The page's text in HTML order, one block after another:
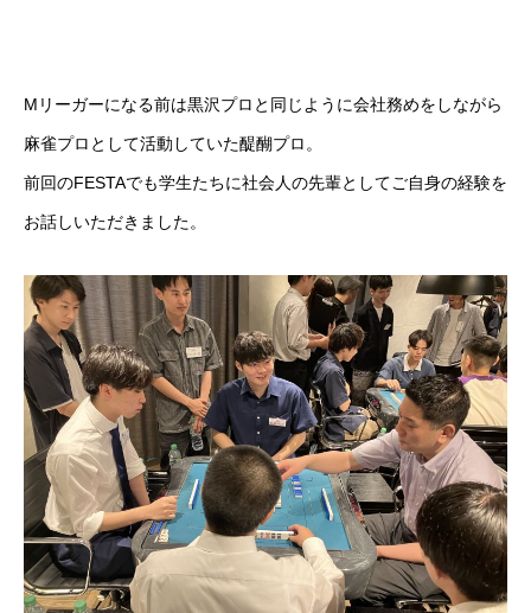
Mリーガーになる前は黒沢プロと同じように会社務めをしながら
麻雀プロとして活動していた醍醐プロ。
前回のFESTAでも学生たちに社会人の先輩としてご自身の経験を
お話しいただきました。